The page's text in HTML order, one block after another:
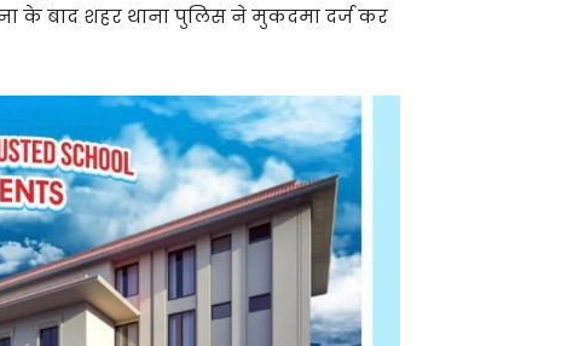
के बाद शहर थाना पुलिस ने मुकदमा दर्ज कर